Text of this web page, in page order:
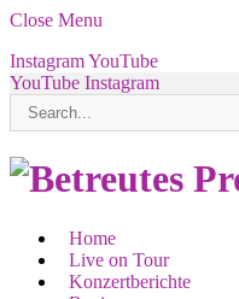
Close Menu
InstagramYouTube
YouTube Instagram
Home
Live on Tour
Konzertberichte